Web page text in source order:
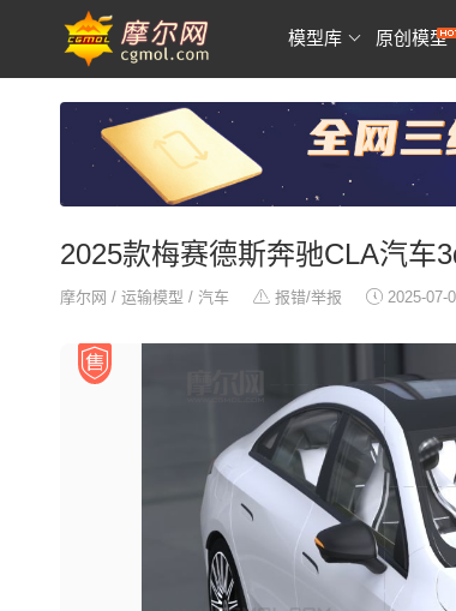
模型库 原创模型
2025款梅赛德斯奔驰CLA汽车
摩尔网 / 运输模型 / 汽车 报错/举报 2025-07-